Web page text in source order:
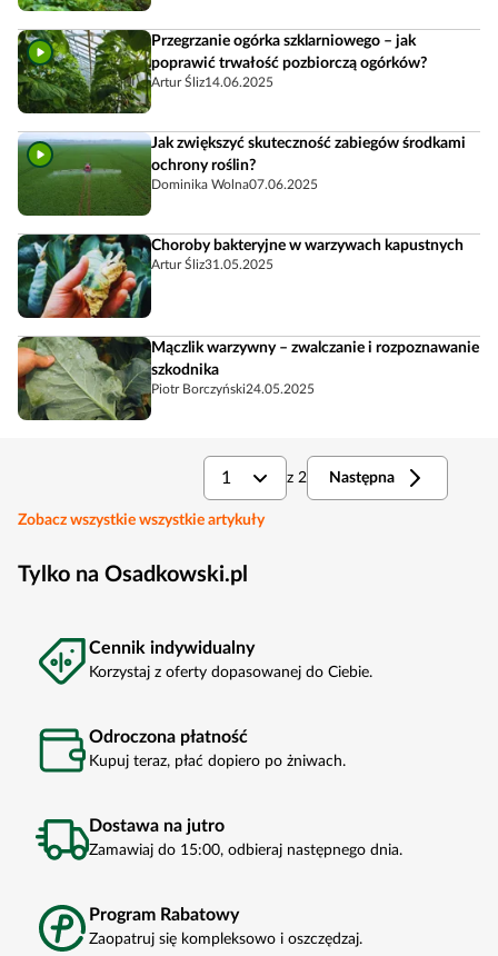
Przegrzanie ogórka szklarniowego – jak
poprawić trwałość pozbiorczą ogórków?
Artur Śliz14.06.2025
Jak zwiększyć skuteczność zabiegów środkami
ochrony roślin?
Dominika Wolna07.06.2025
Choroby bakteryjne w warzywach kapustnych
Artur Śliz31.05.2025
Mączlik warzywny – zwalczanie i rozpoznawanie
szkodnika
Piotr Borczyński24.05.2025
1 z 2 Następna
Zobacz wszystkie wszystkie artykuły
Tylko na Osadkowski.pl
Cennik indywidualny
Korzystaj z oferty dopasowanej do Ciebie.
Odroczona płatność
Kupuj teraz, płać dopiero po żniwach.
Dostawa na jutro
Zamawiaj do 15:00, odbieraj następnego dnia.
Program Rabatowy
Zaopatruj się kompleksowo i oszczędzaj.